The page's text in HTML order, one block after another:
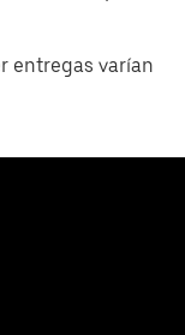
entregas varían